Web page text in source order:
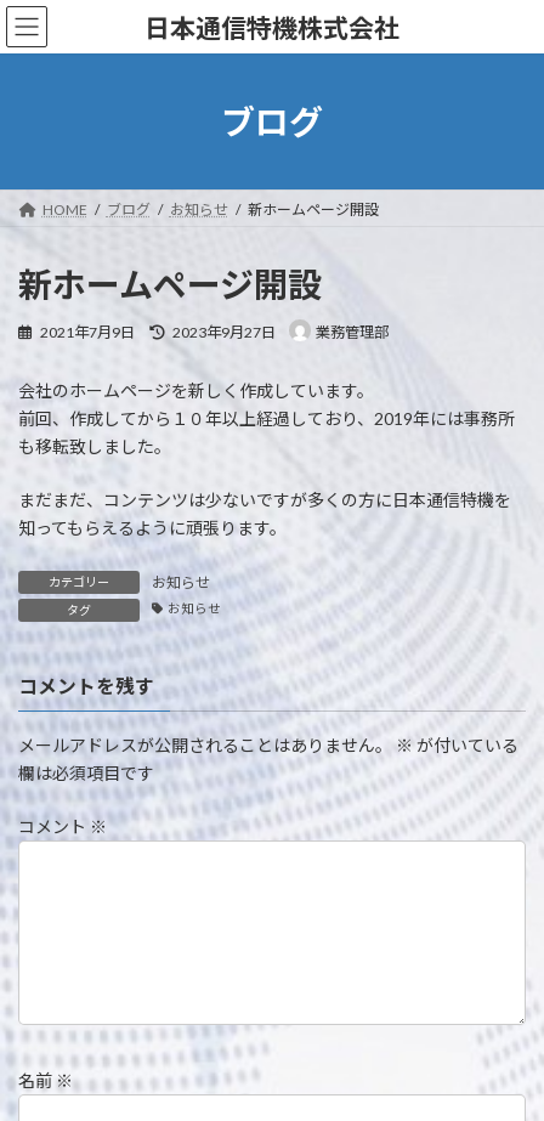
コ
ン
テ
プ
ナ
ビ
ゲ
動
日本通信特機株式会社
ブログ
HOME ブログ お知らせ 新ホームページ開設
新ホームページ開設
2021年7月9日
最
終
新
日
2023年9月27日 業務管理部
会社のホームページを新しく作成しています。
前回、作成してから１０年以上経過しており、2019年には事務所
も移転致しました。
まだまだ、コンテンツは少ないですが多くの方に日本通信特機を
知ってもらえるように頑張ります。
カテゴリー お知らせ
タグ お知らせ
コメントを残す
メールアドレスが公開されることはありません。 ※ が付いている
欄は必須項目です
コメント ※
名前 ※